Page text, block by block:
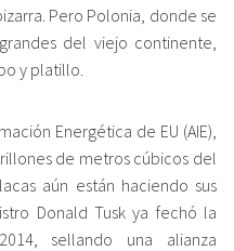
Pero Polonia, donde se
del viejo continente,
y platillo.
Energética de EU (AIE),
de metros cúbicos del
aún están haciendo sus
Donald Tusk ya fechó la
sellando una alianza